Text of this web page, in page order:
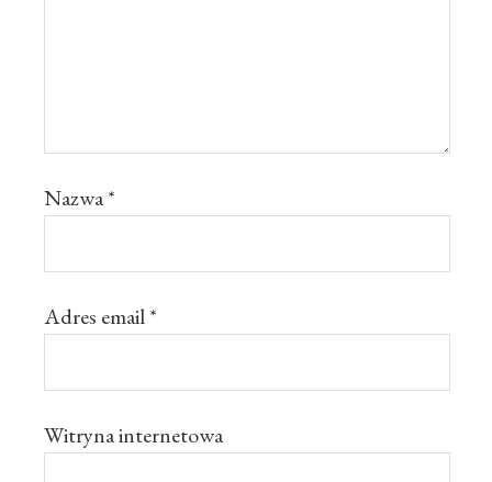
Nazwa*
Adres email*
Witryna internetowa